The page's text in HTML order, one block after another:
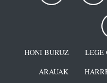
HONI BURUZ LEGE
ARAUAK